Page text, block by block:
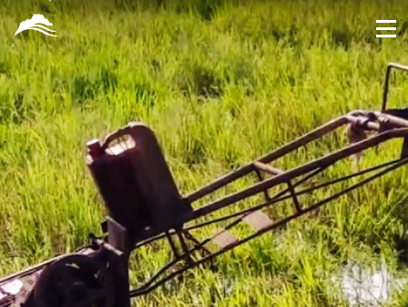
跳
到
主
要
內
容
區
塊